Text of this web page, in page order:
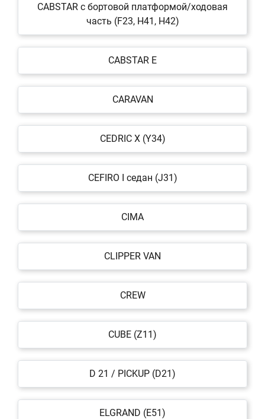
CABSTAR c бортовой платформой/ходовая
часть (F23, H41, H42)
CABSTAR E
CARAVAN
CEDRIC X (Y34)
CEFIRO I седан (J31)
CIMA
CLIPPER VAN
CREW
CUBE (Z11)
D 21 / PICKUP (D21)
ELGRAND (E51)